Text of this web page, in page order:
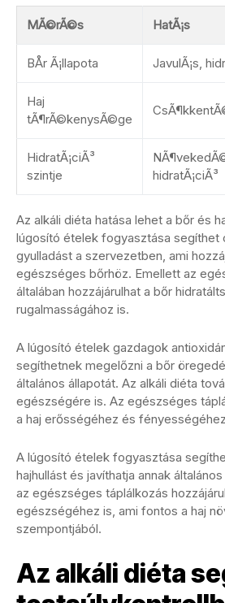
MÃ©rÃ©s HatÃ¡s
BÅr Ã¡llapota JavulÃ¡s,
Haj
tÃ¶rÃ©kenysÃ©ge
HidratÃ¡ciÃ³
szintje
hidratÃ¡ciÃ³
Az alkáli diéta hatása lehet a bőr és
lúgosító ételek fogyasztása segíthet
gyulladást a szervezetben, ami
egészséges bőrhöz. Emellett az
általában hozzájárulhat a bőr
rugalmasságához is.
A lúgosító ételek gazdagok
segíthetnek megelőzni a bőr
általános állapotát. Az alkáli diéta
egészségére is. Az egészséges
a haj erősségéhez és
A lúgosító ételek fogyasztása
hajhullást és javíthatja annak
az egészséges táplálkozás
egészségéhez is, ami fontos a haj
szempontjából.
Az alkáli diéta